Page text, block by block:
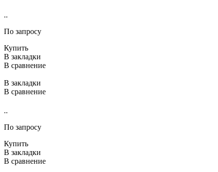
..
По запросу
Купить
В закладки
В сравнение
В закладки
В сравнение
..
По запросу
Купить
В закладки
В сравнение